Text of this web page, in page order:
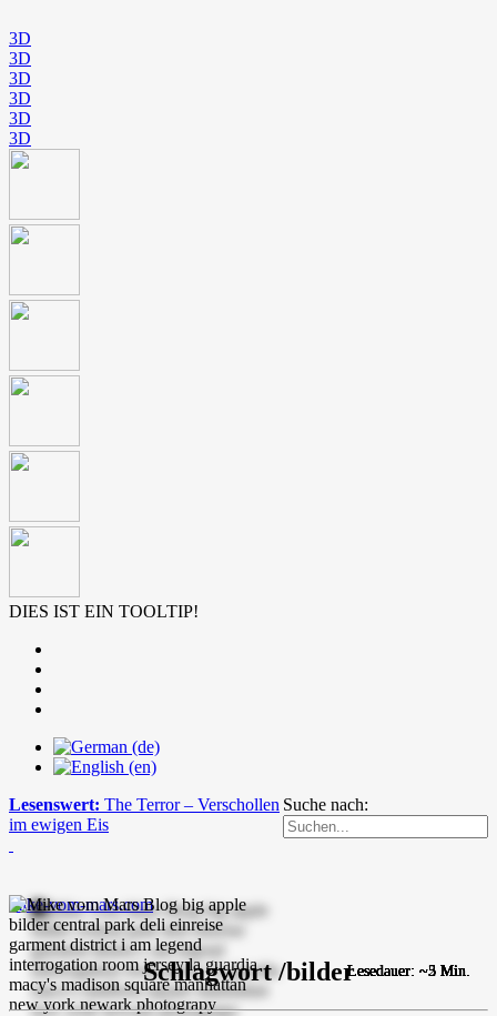
3D
3D
3D
3D
3D
3D
DIES IST EIN TOOLTIP!
Suche nach:
Lesenswert: The Terror – Verschollen
im ewigen Eis
mike-vom-mars.com
Schlagwort /bilderLesedauer: ~5 Min.
Lesedauer: ~5 Min.
Lesedauer: ~5 Min.
Lesedauer: ~5 Min.
Lesedauer: ~2 Min.
Lesedauer: ~5 Min.
Lesedauer: ~3 Min.
Lesedauer: ~5 Min.